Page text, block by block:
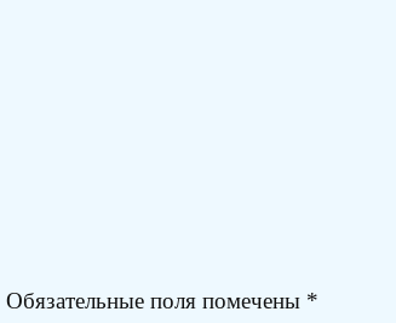
Обязательные поля помечены *